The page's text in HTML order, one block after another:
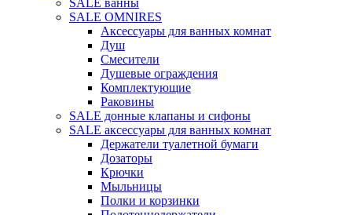
SALE ванны
SALE OMNIRES
Аксессуары для ванных комнат
Душ
Смесители
Душевые ограждения
Комплектующие
Раковины
SALE донные клапаны и сифоны
SALE аксессуары для ванных комнат
Держатели туалетной бумаги
Дозаторы
Крючки
Мыльницы
Полки и корзинки